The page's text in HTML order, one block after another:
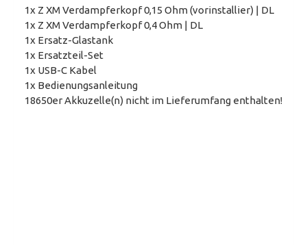
1x Z XM Verdampferkopf 0,15 Ohm (vorinstallier) | DL
1x Z XM Verdampferkopf 0,4 Ohm | DL
1x Ersatz-Glastank
1x Ersatzteil-Set
1x USB-C Kabel
1x Bedienungsanleitung
18650er Akkuzelle(n) nicht im Lieferumfang enthalten!